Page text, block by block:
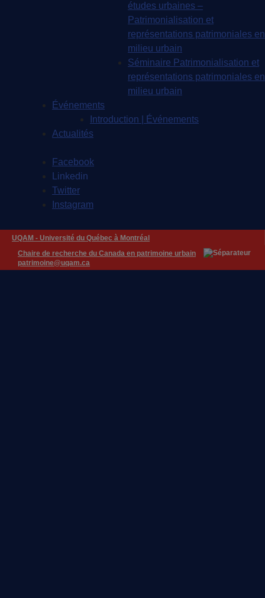
études urbaines –
Patrimonialisation et
représentations patrimoniales en
milieu urbain
Séminaire Patrimonialisation et
représentations patrimoniales en
milieu urbain
Événements
Introduction | Événements
Actualités
Facebook
Linkedin
Twitter
Instagram
UQAM - Université du Québec à Montréal
Chaire de recherche du Canada en patrimoine urbain
patrimoine@uqam.ca